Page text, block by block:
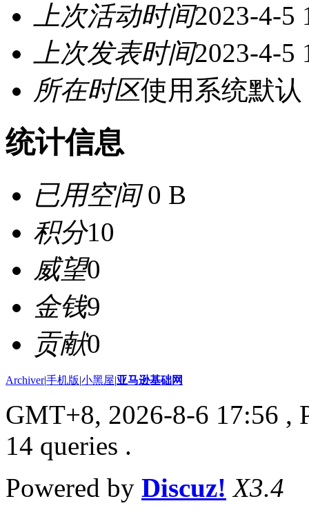
上次活动时间2023-4-5
上次发表时间2023-4-5
所在时区使用系统默认
统计信息
已用空间0 B
积分10
威望0
金钱9
贡献0
Archiver|手机版|小黑屋|亚马逊基础网
GMT+8, 2026-8-6 17:56 ,
14 queries .
Powered by Discuz! X3.4